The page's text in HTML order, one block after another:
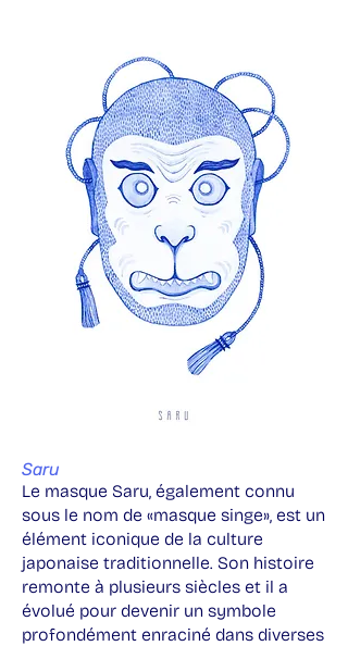
Saru
Le masque Saru, également connu
sous le nom de «masque singe», est un
élément iconique de la culture
japonaise traditionnelle. Son histoire
remonte à plusieurs siècles et il a
évolué pour devenir un symbole
profondément enraciné dans diverses